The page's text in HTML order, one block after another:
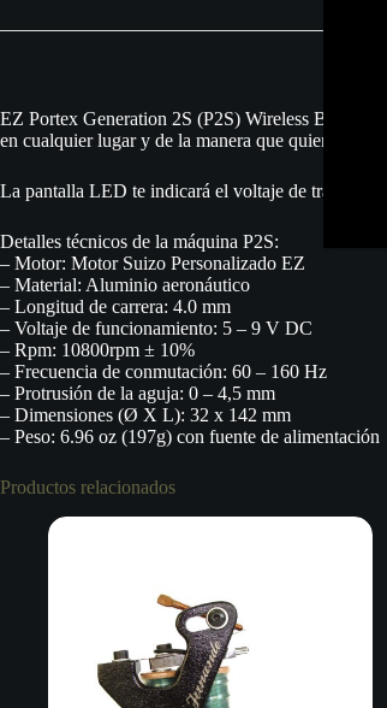
EZ Portex Generation 2S (P2S) Wireless Battery
en cualquier lugar y de la manera que quieras. En
La pantalla LED te indicará el voltaje de trabajo,
Detalles técnicos de la máquina P2S:
– Motor: Motor Suizo Personalizado EZ
– Material: Aluminio aeronáutico
– Longitud de carrera: 4.0 mm
– Voltaje de funcionamiento: 5 – 9 V DC
– Rpm: 10800rpm ± 10%
– Frecuencia de conmutación: 60 – 160 Hz
– Protrusión de la aguja: 0 – 4,5 mm
– Dimensiones (Ø X L): 32 x 142 mm
– Peso: 6.96 oz (197g) con fuente de alimentación
Productos relacionados